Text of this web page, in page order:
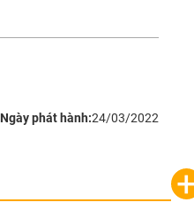
Ngày phát hành:24/03/2022